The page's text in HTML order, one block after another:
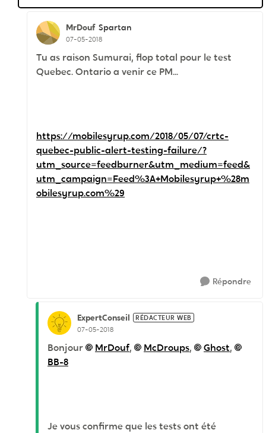
MrDouf Spartan
07-05-2018
Tu as raison Sumurai, flop total pour le test
Quebec. Ontario a venir ce PM...
https://mobilesyrup.com/2018/05/07/crtc-
quebec-public-alert-testing-failure/?
utm_source=feedburner&utm_medium=feed&
utm_campaign=Feed%3A+Mobilesyrup+%28m
obilesyrup.com%29
Répondre
ExpertConseil RÉDACTEUR WEB
07-05-2018
Bonjour MrDouf, McDroups, Ghost,
BB-8
Je vous confirme que les tests ont été